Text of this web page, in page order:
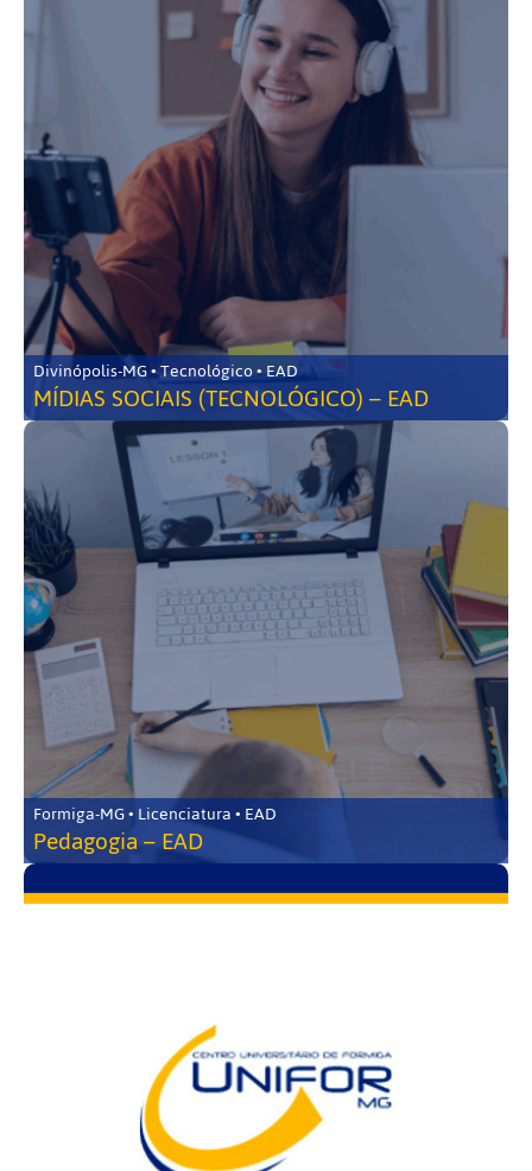
Divinópolis-MG • Tecnológico • EAD
MÍDIAS SOCIAIS (TECNOLÓGICO) – EAD
Formiga-MG • Licenciatura • EAD
Pedagogia – EAD